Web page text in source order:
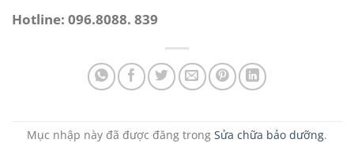
Hotline: 096.8088. 839
Mục nhập này đã được đăng trong Sửa chữa bảo dưỡng.